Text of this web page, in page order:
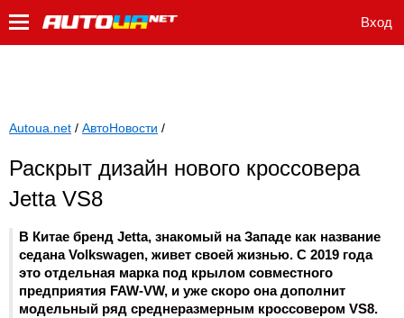
Вход
Autoua.net / АвтоНовости /
Раскрыт дизайн нового кроссовера
Jetta VS8
В Китае бренд Jetta, знакомый на Западе как название
седана Volkswagen, живет своей жизнью. С 2019 года
это отдельная марка под крылом совместного
предприятия FAW-VW, и уже скоро она дополнит
модельный ряд среднеразмерным кроссовером VS8.